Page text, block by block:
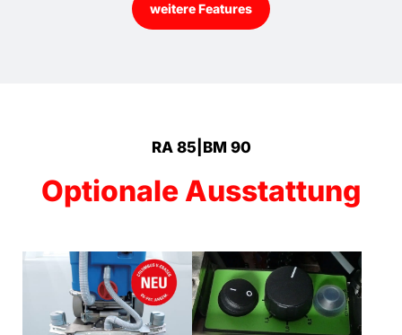
weitere Features
RA 85|BM 90
Optionale Ausstattung